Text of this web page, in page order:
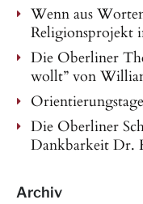
Wenn aus
Religionsprojekt
Die Oberliner
wollt” von
Die Oberliner
Dankbarkeit Dr.
Archiv